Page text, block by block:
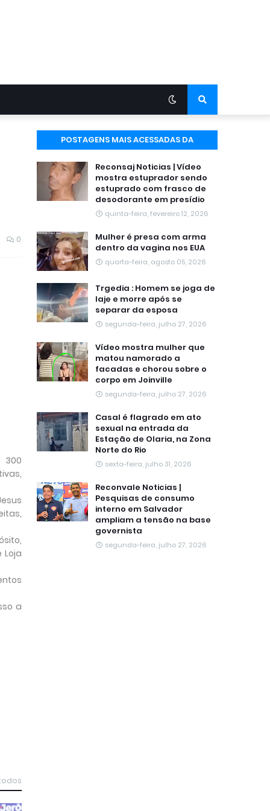
0
300
Loja
a
POSTAGENS MAIS ACESSADAS DA
Reconsaj Noticias | Vídeo
mostra estuprador sendo
estuprado com frasco de
desodorante em presídio
quinta-feira, fevereiro 12, 2026
Mulher é presa com arma
dentro da vagina nos EUA
quarta-feira, agosto 05, 2026
Trgedia : Homem se joga de
laje e morre após se
separar da esposa
segunda-feira, julho 27, 2026
Vídeo mostra mulher que
matou namorado a
facadas e chorou sobre o
corpo em Joinville
segunda-feira, julho 27, 2026
Casal é flagrado em ato
sexual na entrada da
Estação de Olaria, na Zona
Norte do Rio
sexta-feira, julho 31, 2026
Reconvale Noticias |
Pesquisas de consumo
interno em Salvador
ampliam a tensão na base
governista
segunda-feira, julho 27, 2026